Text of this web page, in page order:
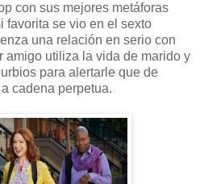
con sus mejores metáforas
favorita se vio en el sexto
una relación en serio con
amigo utiliza la vida de marido y
para alertarle que de
cadena perpetua.